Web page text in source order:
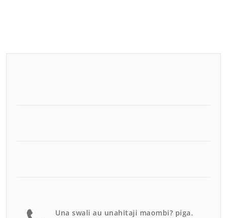
Una swali au unahitaji maombi? piga.